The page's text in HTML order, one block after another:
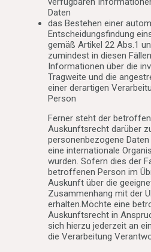
Daten
das Bestehen einer
Entscheidungsfindung
gemäß Artikel 22 Abs.1
zumindest in diesen
Informationen über die
Tragweite und die
einer derartigen
Person
Ferner steht der
Auskunftsrecht darüber
personenbezogene
eine internationale
wurden. Sofern dies der
betroffenen Person im
Auskunft über die
Zusammenhang mit der
erhalten.Möchte eine
Auskunftsrecht in
sich hierzu jederzeit an
die Verarbeitung